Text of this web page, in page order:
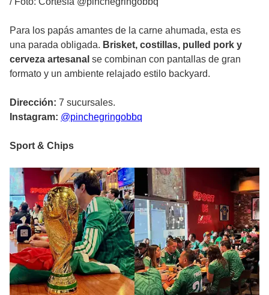
Para los papás amantes de la carne ahumada, esta es
una parada obligada. Brisket, costillas, pulled pork y
cerveza artesanal se combinan con pantallas de gran
formato y un ambiente relajado estilo backyard.
Dirección: 7 sucursales.
Instagram: @pinchegringobbq
Sport & Chips